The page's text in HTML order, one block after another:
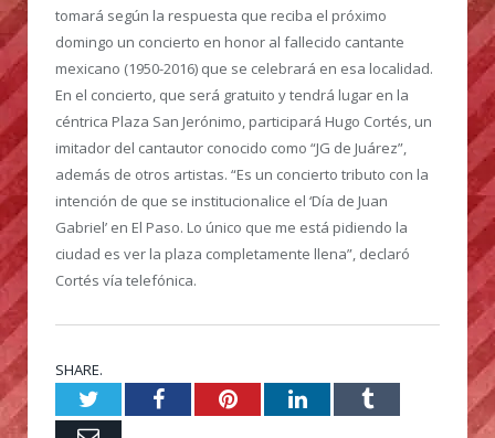
tomará según la respuesta que reciba el próximo
domingo un concierto en honor al fallecido cantante
mexicano (1950-2016) que se celebrará en esa localidad.
En el concierto, que será gratuito y tendrá lugar en la
céntrica Plaza San Jerónimo, participará Hugo Cortés, un
imitador del cantautor conocido como “JG de Juárez”,
además de otros artistas. “Es un concierto tributo con la
intención de que se institucionalice el ‘Día de Juan
Gabriel’ en El Paso. Lo único que me está pidiendo la
ciudad es ver la plaza completamente llena”, declaró
Cortés vía telefónica.
SHARE.
TwitterFacebookPinterestLinkedInTumblr